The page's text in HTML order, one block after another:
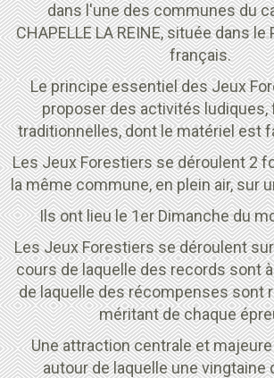
dans l'une des communes du
CHAPELLE LA REINE, située dans
français.
Le principe essentiel des Jeux
proposer des activités ludiques,
traditionnelles, dont le matériel est
Les Jeux Forestiers se déroulent 2
la même commune, en plein air, sur
Ils ont lieu le 1er Dimanche du
Les Jeux Forestiers se déroulent
cours de laquelle des records sont
de laquelle des récompenses sont
méritant de chaque
Une attraction centrale et
autour de laquelle une vingtaine